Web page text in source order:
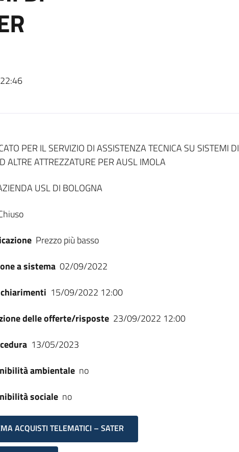
PER IL SERVIZIO DI ASSISTENZA TECNICA SU SISTEMI DI
ALTRE ATTREZZATURE PER AUSL IMOLA
USL DI BOLOGNA
Prezzo più basso
a sistema 02/09/2022
15/09/2022 12:00
delle offerte/risposte 23/09/2022 12:00
13/05/2023
ambientale no
sociale no
ACQUISTI TELEMATICI – SATER